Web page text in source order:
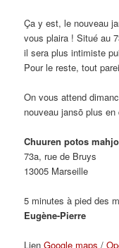
Ça y est, le nouveau
vous plaira ! Situé au
il sera plus intimiste
Pour le reste, tout
On vous attend
nouveau jansō plus
Chuuren potos
73a, rue de Bruys
13005 Marseille
5 minutes à pied des
Eugène-Pierre
LienGoogle maps /